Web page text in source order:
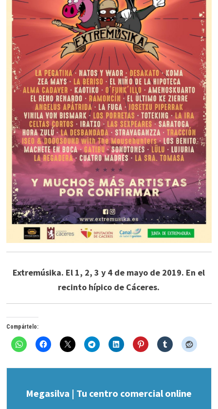
Extremúsika. El 1, 2, 3 y 4 de mayo de 2019. En el
recinto hípico de Cáceres.
Compártelo:
Megasilva | Tu centro comercial online